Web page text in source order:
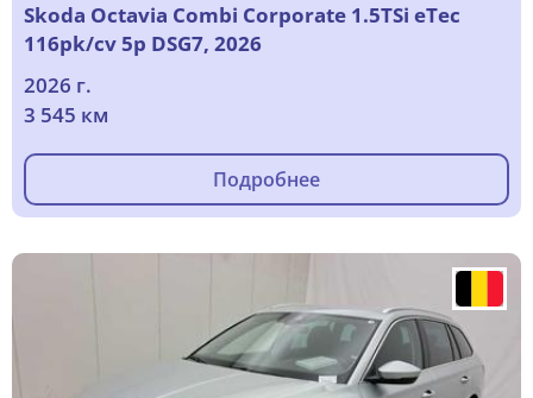
Skoda Octavia Combi Corporate 1.5TSi eTec
116pk/cv 5p DSG7, 2026
2026 г.
3 545 км
Подробнее